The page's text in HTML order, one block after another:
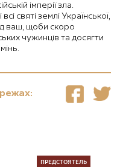
імперії зла.
святі землі Української,
ваш, щоби скоро
чужинців та досягти
ПРЕДСТОЯТЕЛЬ